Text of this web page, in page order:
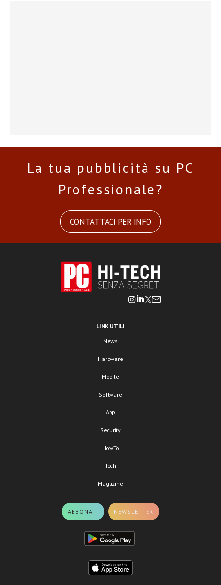
La tua pubblicità su PC
Professionale?
CONTATTACI PER INFO
LINK UTILI
News
Hardware
Mobile
Software
App
Security
HowTo
Tech
Magazine
ABBONATI NEWSLETTER